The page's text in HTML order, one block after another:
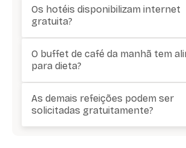
Os hotéis disponibilizam internet
gratuita?
O buffet de café da manhã tem
para dieta?
As demais refeições podem ser
solicitadas gratuitamente?